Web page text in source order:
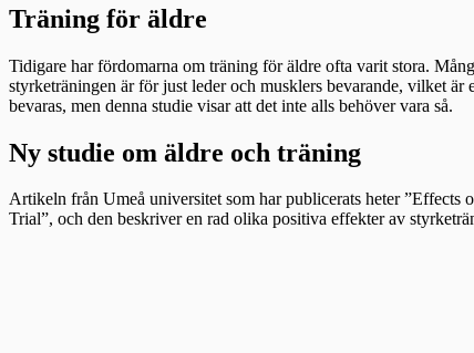
Träning för äldre
Tidigare har fördomarna om träning för äldre ofta varit stora.
styrketräningen är för just leder och musklers bevarande, vilket
bevaras, men denna studie visar att det inte alls behöver vara så.
Ny studie om äldre och träning
Artikeln från Umeå universitet som har publicerats heter
Trial”, och den beskriver en rad olika positiva effekter av